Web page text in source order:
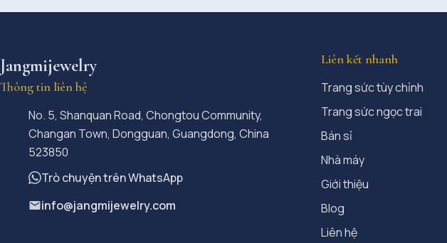
Jangmijewelry
Thông tin liên hệ
No. 5, Shanquan Road, Chongtou Community,
Changan Town, Dongguan, Guangdong, China
523850
Trò chuyện trên WhatsApp
info@jangmijewelry.com
Liên kết nhanh
Trang sức tùy chỉnh
Trang sức ngọc trai
Bán sỉ
Nhà máy
Giới thiệu
Blog
Liên hệ